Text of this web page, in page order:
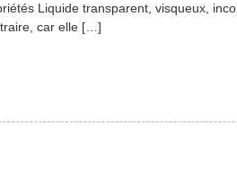
Liquide transparent, visqueux,
car elle […]